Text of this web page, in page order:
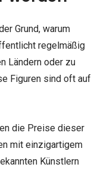
Grund, warum
regelmäßig
Ländern oder zu
Figuren sind oft auf
die Preise dieser
mit einzigartigem
Künstlern